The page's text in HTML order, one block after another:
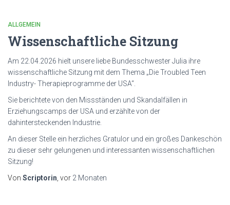
ALLGEMEIN
Wissenschaftliche Sitzung
Am 22.04.2026 hielt unsere liebe Bundesschwester Julia ihre
wissenschaftliche Sitzung mit dem Thema „Die Troubled Teen
Industry- Therapieprogramme der USA“.
Sie berichtete von den Missständen und Skandalfällen in
Erziehungscamps der USA und erzählte von der
dahintersteckenden Industrie.
An dieser Stelle ein herzliches Gratulor und ein großes Dankeschön
zu dieser sehr gelungenen und interessanten wissenschaftlichen
Sitzung!
Von Scriptorin , vor 2 Monaten